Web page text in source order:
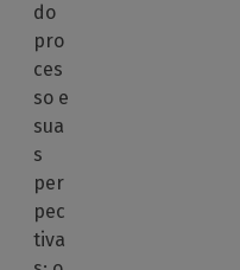
do
pro
ces
so e
sua
s
per
pec
tiva